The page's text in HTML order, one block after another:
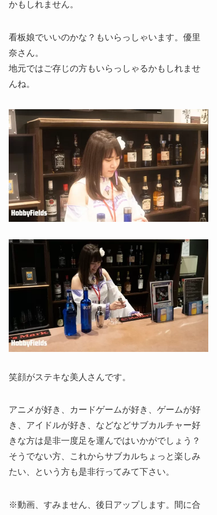
かもしれません。
看板娘でいいのかな？もいらっしゃいます。優里
奈さん。
地元ではご存じの方もいらっしゃるかもしれませ
んね。
笑顔がステキな美人さんです。
アニメが好き、カードゲームが好き、ゲームが好
き、アイドルが好き、などなどサブカルチャー好
きな方は是非一度足を運んではいかがでしょう？
そうでない方、これからサブカルちょっと楽しみ
たい、という方も是非行ってみて下さい。
※動画、すみません、後日アップします。間に合